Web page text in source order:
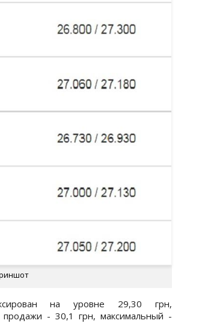
на уровне 29,30 грн,
- 30,1 грн, максимальный -